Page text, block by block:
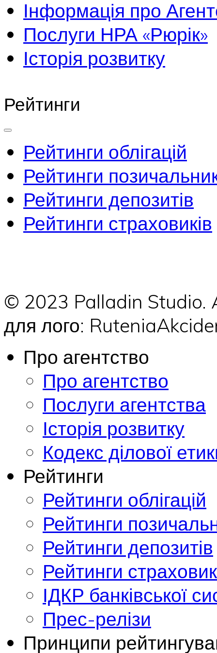
Інформація про
Послуги НРА «Рюрік»
Історія розвитку
Рейтинги
Рейтинги облігацій
Рейтинги
Рейтинги депозитів
Рейтинги страховиків
© 2023 Palladin
для лого:
Про агентство
Про агентство
Послуги агентства
Історія розвитку
Кодекс ділової
Рейтинги
Рейтинги облігацій
Рейтинги
Рейтинги депозитів
Рейтинги
ІДКР банківської
Прес-релізи
Принципи